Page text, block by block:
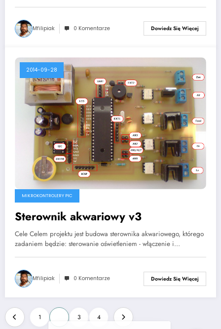
Mfilipiak 0 Komentarze Dowiedz Się Więcej
2014-09-28
MIKROKONTROLERY PIC
Sterownik akwariowy v3
Cele Celem projektu jest budowa sterownika akwariowego, którego
zadaniem będzie: sterowanie oświetleniem - włączenie i…
Mfilipiak 0 Komentarze Dowiedz Się Więcej
Stronicowanie
1 3 4